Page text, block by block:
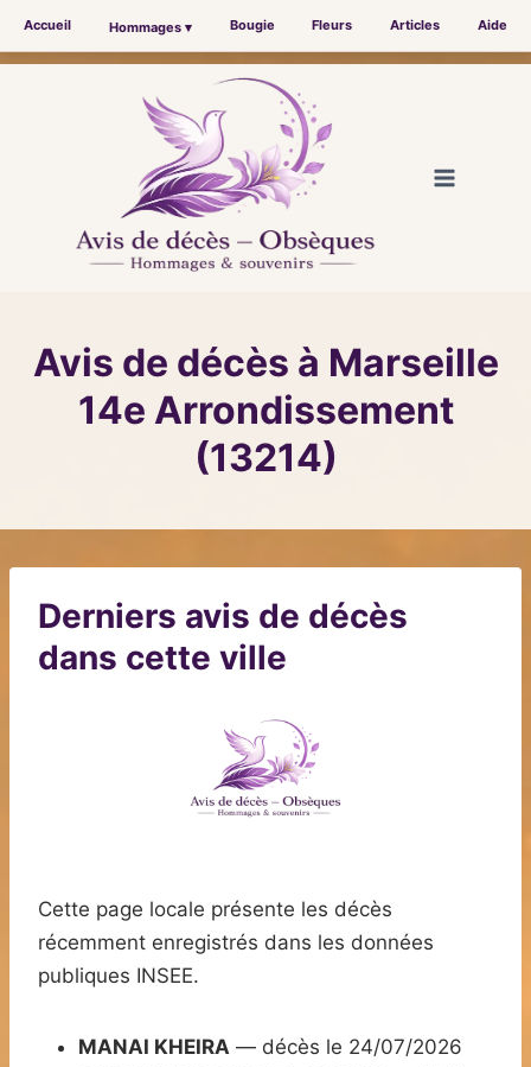
Accueil Hommages ▾ Bougie Fleurs Articles Aide
Avis de décès à Marseille
14e Arrondissement
(13214)
Derniers avis de décès
dans cette ville
Cette page locale présente les décès
récemment enregistrés dans les données
publiques INSEE.
MANAI KHEIRA — décès le 24/07/2026